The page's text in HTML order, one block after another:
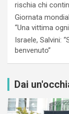
rischia chi
Giornata
“Una vittima
Israele, Salvini:
benvenuto”
Dai